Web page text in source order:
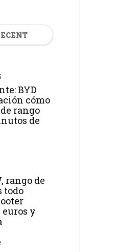
BYD
cómo
rango
de
rango de
todo
euros y